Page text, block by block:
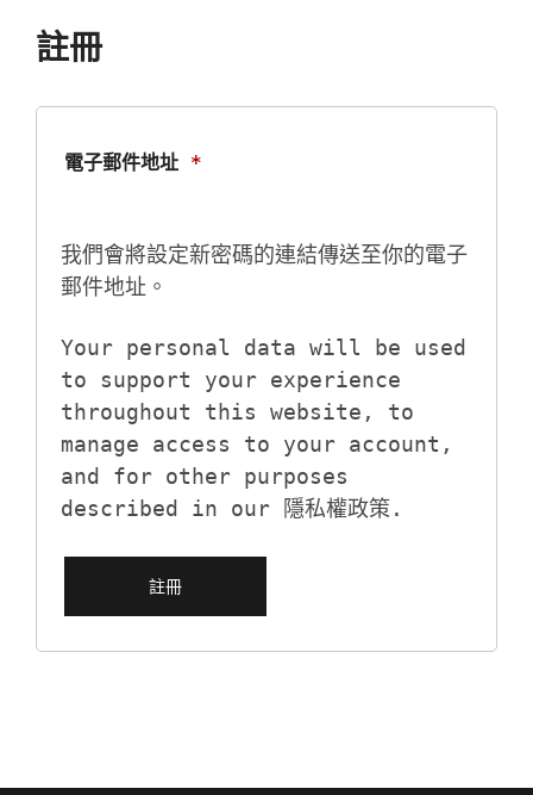
註冊
電子郵件地址 *
我們會將設定新密碼的連結傳送至你的電子
郵件地址。
Your personal data will be used
to support your experience
throughout this website, to
manage access to your account,
and for other purposes
described in our
隱私權政策.
註冊